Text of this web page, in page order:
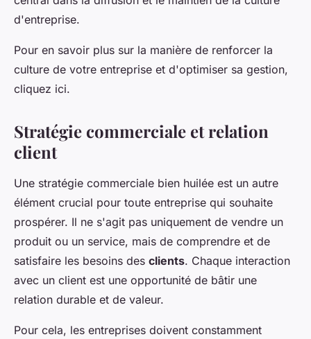
d'entreprise.
Pour en savoir plus sur la manière de renforcer la
culture de votre entreprise et d'optimiser sa gestion,
cliquez ici.
Stratégie commerciale et relation
client
Une stratégie commerciale bien huilée est un autre
élément crucial pour toute entreprise qui souhaite
prospérer. Il ne s'agit pas uniquement de vendre un
produit ou un service, mais de comprendre et de
satisfaire les besoins des clients. Chaque interaction
avec un client est une opportunité de bâtir une
relation durable et de valeur.
Pour cela, les entreprises doivent constamment